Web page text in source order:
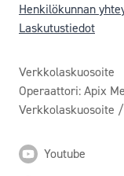
Henkilökunnan
Laskutustiedot
Verkkolaskuosoite
Operaattori: Apix
Verkkolaskuosoite
Youtube